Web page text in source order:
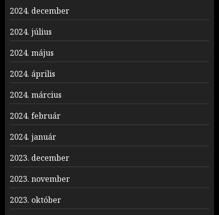
2024. december
2024. július
2024. május
2024. április
2024. március
2024. február
2024. január
2023. december
2023. november
2023. október